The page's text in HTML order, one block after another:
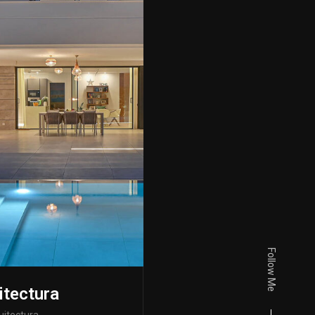
Follow Me